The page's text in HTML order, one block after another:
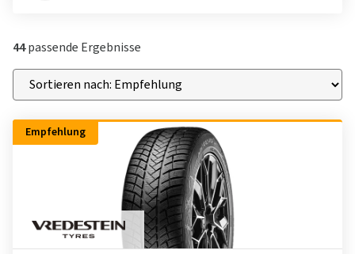
44passende Ergebnisse
Empfehlung